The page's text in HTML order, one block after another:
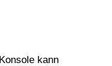
kann